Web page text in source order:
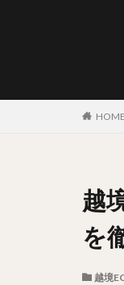
HOME
越
を
越境